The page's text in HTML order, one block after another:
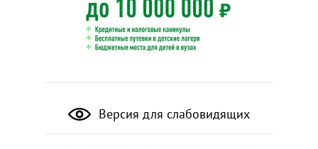
Версия для слабовидящих